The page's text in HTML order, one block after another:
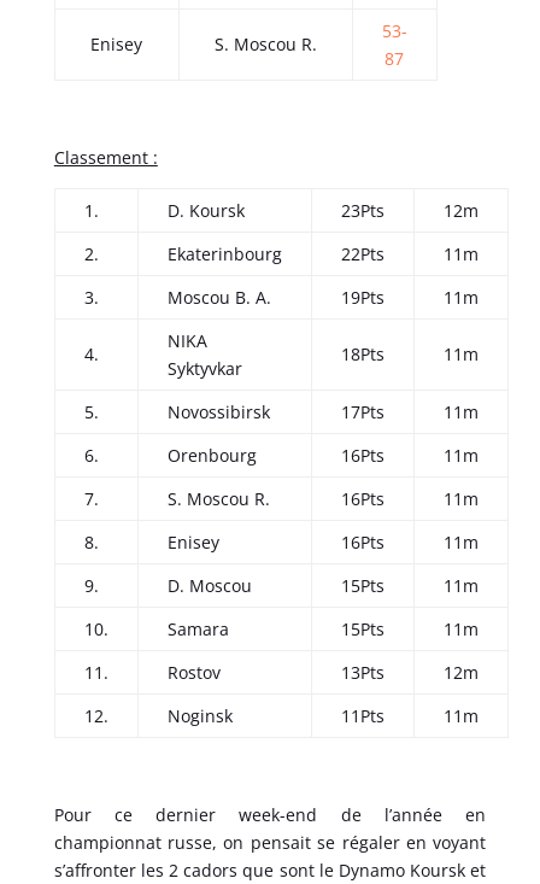
Enisey S. Moscou R.
53-
87
Classement :
1. D. Koursk 23Pts
12m
2.
Ekaterinbourg 22Pts
11m
3.
Moscou B. A. 19Pts 11m
4.
NIKA
Syktyvkar
18Pts 11m
5. Novossibirsk 17Pts
11m
6.
Orenbourg 16Pts
11m
7.
S. Moscou R. 16Pts
11m
8.
Enisey 16Pts
11m
9.
D. Moscou 15Pts
11m
10.
Samara 15Pts
11m
11.
Rostov 13Pts
12m
12.
Noginsk 11Pts 11m
Pour ce dernier week-end de l’année en
championnat russe, on pensait se régaler en voyant
s’affronter les 2 cadors que sont le Dynamo Koursk et